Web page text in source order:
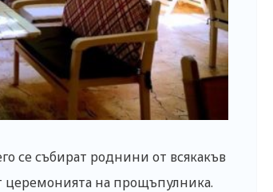
се събират роднини от всякакъв
церемонията на прощъпулника.